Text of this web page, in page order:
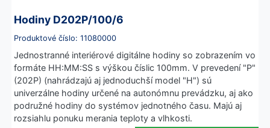
Hodiny D202P/100/6
Produktové číslo: 11080000
Jednostranné interiérové digitálne hodiny so zobrazením vo
formáte HH:MM:SS s výškou číslic 100mm. V prevedení "P"
(202P) (nahrádzajú aj jednoduchší model "H") sú
univerzálne hodiny určené na autonómnu prevádzku, aj ako
podružné hodiny do systémov jednotného času. Majú aj
rozsiahlu ponuku merania teploty a vlhkosti.